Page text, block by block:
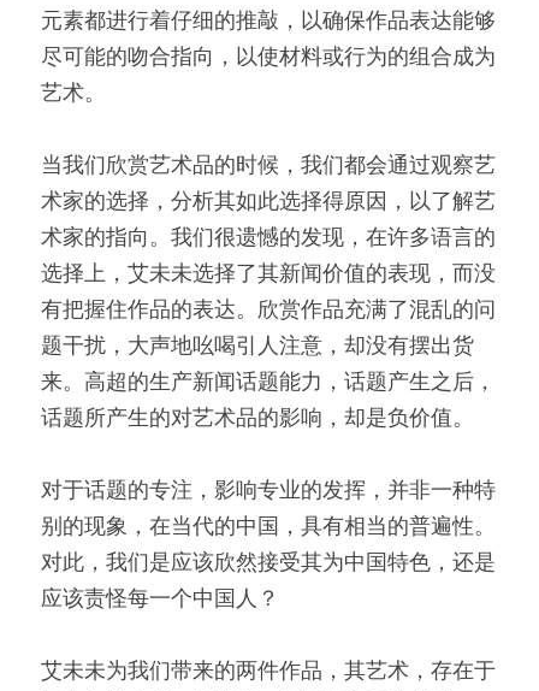
元素都进行着仔细的推敲，以确保作品表达能够
尽可能的吻合指向，以使材料或行为的组合成为
艺术。
当我们欣赏艺术品的时候，我们都会通过观察艺
术家的选择，分析其如此选择得原因，以了解艺
术家的指向。我们很遗憾的发现，在许多语言的
选择上，艾未未选择了其新闻价值的表现，而没
有把握住作品的表达。欣赏作品充满了混乱的问
题干扰，大声地吆喝引人注意，却没有摆出货
来。高超的生产新闻话题能力，话题产生之后，
话题所产生的对艺术品的影响，却是负价值。
对于话题的专注，影响专业的发挥，并非一种特
别的现象，在当代的中国，具有相当的普遍性。
对此，我们是应该欣然接受其为中国特色，还是
应该责怪每一个中国人？
艾未未为我们带来的两件作品，其艺术，存在于